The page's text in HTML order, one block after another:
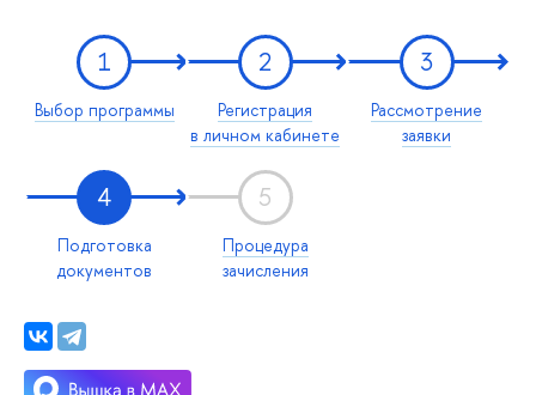
1
Выбор программы
2
Регистрация
в личном кабинете
3
Рассмотрение
заявки
4
Подготовка
документов
5
Процедура
зачисления